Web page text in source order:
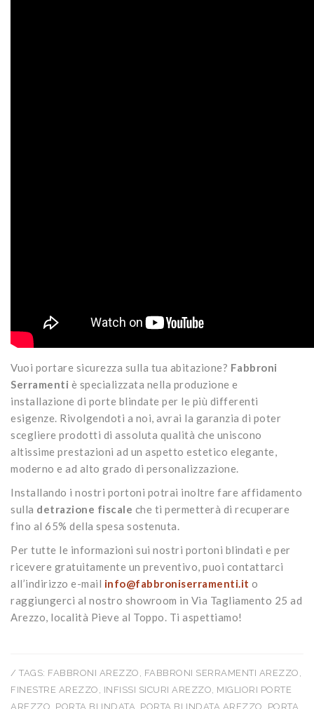
Vuoi portare sicurezza sulla tua abitazione? Fabbroni
Serramenti è specializzata nella produzione e
installazione di porte blindate per le più differenti
esigenze. Rivolgendoti a noi, avrai la garanzia di poter
scegliere prodotti di assoluta qualità che uniscono
altissime prestazioni ad un aspetto estetico elegante,
moderno e ad alto grado di personalizzazione.
Installando i nostri portoni potrai inoltre fare affidamento
sulla detrazione fiscale che ti permetterà di recuperare
fino al 65% della spesa sostenuta.
Per tutte le informazioni sui nostri portoni blindati e per
ricevere gratuitamente un preventivo, puoi contattarci
all’indirizzo e-mail info@fabbroniserramenti.it o
raggiungerci al nostro showroom in Via Tagliamento 25 ad
Arezzo, località Pieve al Toppo. Ti aspettiamo!
/ TAGS: FABBRONI AREZZO FABBRONI SERRAMENTI AREZZO
FINESTRE AREZZO
INFISSI SICURI AREZZO MIGLIORI PORTE
AREZZO PORTA BLINDATA PORTA BLINDATA AREZZO PORTA